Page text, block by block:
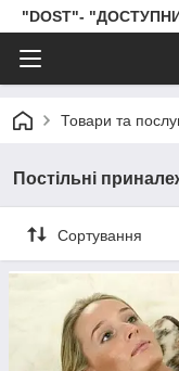
"DOST"-
Товари та
Постільні
Сортування